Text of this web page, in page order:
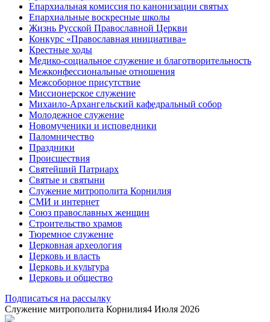
Епархиальная комиссия по канонизации святых
Епархиальные воскресные школы
Жизнь Русской Православной Церкви
Конкурс «Православная инициатива»
Крестные ходы
Медико-социальное служение и благотворительность
Межконфессиональные отношения
Межсоборное присутствие
Миссионерское служение
Михаило-Архангельский кафедральный собор
Молодежное служение
Новомученики и исповедники
Паломничество
Праздники
Происшествия
Святейший Патриарх
Святые и святыни
Служение митрополита Корнилия
СМИ и интернет
Союз православных женщин
Строительство храмов
Тюремное служение
Церковная археология
Церковь и власть
Церковь и культура
Церковь и общество
Подписаться на рассылку
Служение митрополита Корнилия4 Июля 2026